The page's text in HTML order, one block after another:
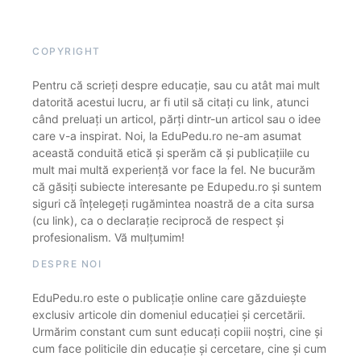
COPYRIGHT
Pentru că scrieți despre educație, sau cu atât mai mult
datorită acestui lucru, ar fi util să citați cu link, atunci
când preluați un articol, părți dintr-un articol sau o idee
care v-a inspirat. Noi, la EduPedu.ro ne-am asumat
această conduită etică și sperăm că și publicațiile cu
mult mai multă experiență vor face la fel. Ne bucurăm
că găsiți subiecte interesante pe Edupedu.ro și suntem
siguri că înțelegeți rugămintea noastră de a cita sursa
(cu link), ca o declarație reciprocă de respect și
profesionalism. Vă mulțumim!
DESPRE NOI
EduPedu.ro este o publicație online care găzduiește
exclusiv articole din domeniul educației și cercetării.
Urmărim constant cum sunt educați copiii noștri, cine și
cum face politicile din educație și cercetare, cine și cum